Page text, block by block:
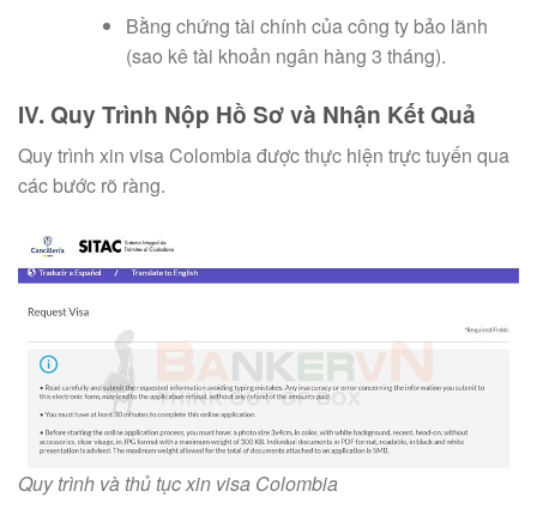
Bằng chứng tài chính của công ty bảo lãnh
(sao kê tài khoản ngân hàng 3 tháng).
IV. Quy Trình Nộp Hồ Sơ và Nhận Kết Quả
Quy trình xin visa Colombia được thực hiện trực tuyến qua
các bước rõ ràng.
Quy trình và thủ tục xin visa Colombia